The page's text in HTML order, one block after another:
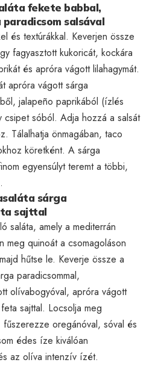
fekete babbal,
salsával
és textúrákkal. Keverjen össze
fagyasztott kukoricát, kockára
és apróra vágott lilahagymát.
apróra vágott sárga
jalapeño paprikából (ízlés
sóból. Adja hozzá a salsát
Tálalhatja önmagában, taco
köretként. A sárga
egyensúlyt teremt a többi,
sárga
sajttal
saláta, amely a mediterrán
meg quinoát a csomagoláson
hűtse le. Keverje össze a
paradicsommal,
olívabogyóval, apróra vágott
sajttal. Locsolja meg
oregánóval, sóval és
édes íze kiválóan
az olíva intenzív ízét.